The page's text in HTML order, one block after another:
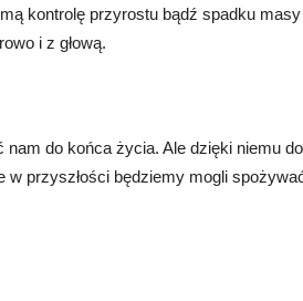
kontrolę przyrostu bądź spadku
i z głową.
do końca życia. Ale dzięki niemu
w przyszłości będziemy mogli